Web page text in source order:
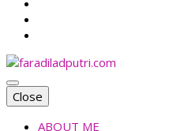
faradiladputri.com
Indonesian Millennial Mom and
Close
ABOUT ME
Share